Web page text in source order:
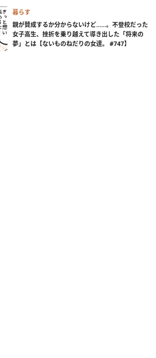
暮らす
親が賛成するか分からないけど……。不登校だった
女子高生、挫折を乗り越えて導き出した「将来の
夢」とは【ないものねだりの女達。 #747】